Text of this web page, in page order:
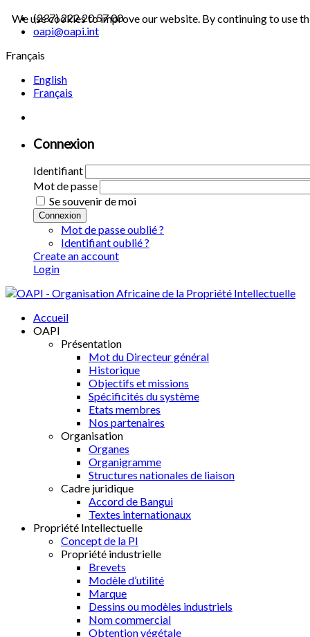
(237) 222 20 57 00
oapi@oapi.int
Français
English
Français
Connexion
Identifiant
Mot de passe
Se souvenir de moi
Connexion
Mot de passe oublié ?
Identifiant oublié ?
Create an account
Login
Accueil
OAPI
Présentation
Mot du Directeur général
Historique
Objectifs et missions
Spécificités du système
Etats membres
Nos partenaires
Organisation
Organes
Organigramme
Structures nationales de liaison
Cadre juridique
Accord de Bangui
Textes internationaux
Propriété Intellectuelle
Concept de la PI
Propriété industrielle
Brevets
Modèle d’utilité
Marque
Dessins ou modèles industriels
Nom commercial
Obtention végétale
We use cookies to improve our website. By continuing to use